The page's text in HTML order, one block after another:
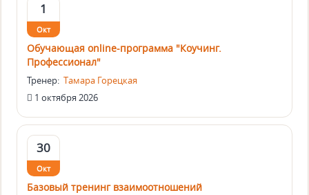
1
Окт
Обучающая online-программа "Коучинг.
Профессионал"
Тренер: Тамара Горецкая
1 октября 2026
30
Окт
Базовый тренинг взаимоотношений